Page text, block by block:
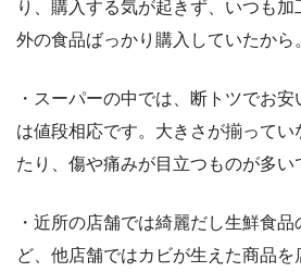
り、購入する気が起きず、いつも
外の食品ばっかり購入していたから
・スーパーの中では、断トツでお
は値段相応です。大きさが揃ってい
たり、傷や痛みが目立つものが多い
・近所の店舗では綺麗だし生鮮食
ど、他店舗ではカビが生えた商品